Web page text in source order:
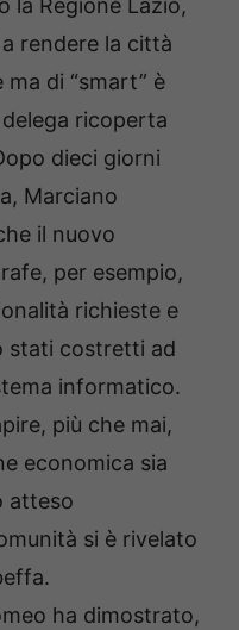
la Regione Lazio,
rendere la città
di “smart” è
ricoperta
dieci giorni
Marciano
il nuovo
per esempio,
richieste e
stati costretti ad
informatico.
più che mai,
economica sia
atteso
si è rivelato
ha dimostrato,